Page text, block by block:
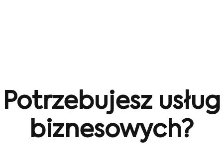
Potrzebujesz usług
biznesowych?